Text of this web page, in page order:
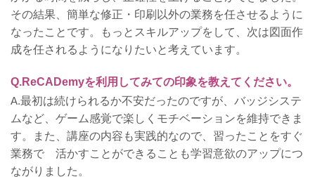
その結果、簡単な修正・印刷以外の業務を任させるように
なったことです。もっとスキルアップをして、次は図面作
成を任されるようになりたいと考えています。
Q.ReCADemyを利用してみての印象を教えてください。
A.最初は続けられるか不安だったのですが、バッジシステ
ムなど、ゲーム感覚で楽しくモチベーションを維持できま
す。また、講座の内容も実践的なので、習ったことをすぐ
業務で 活かすことができることも学習意欲のアップにつ
ながりました。